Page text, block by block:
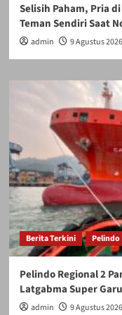
Selisih Paham, Pria
Teman Sendiri Saat
admin 9 Agustus 2026
Berita Terkini Pelindo
Pelindo Regional 2
Latgabma Super
admin 9 Agustus 2026